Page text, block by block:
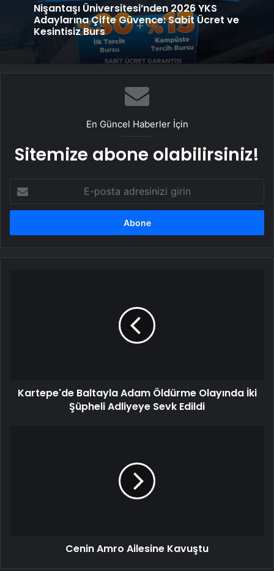
Nişantaşı Üniversitesi’nden 2026 YKS
Adaylarına Çifte Güvence: Sabit Ücret ve
Kesintisiz Burs
En Güncel Haberler İçin
Sitemize abone olabilirsiniz!
posta
adresinizi
Edildi
Kartepe'de Baltayla Adam Öldürme Olayında İki
Şüpheli Adliyeye Sevk Edildi
Cenin Amro Ailesine Kavuştu